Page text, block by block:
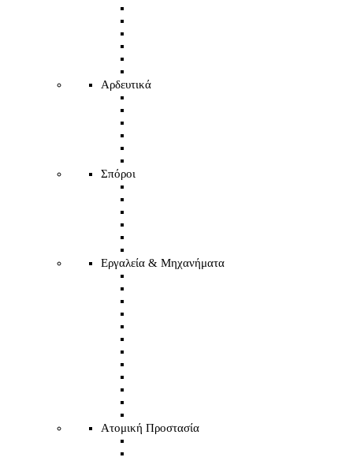
Αρδευτικά
Σπόροι
Εργαλεία & Μηχανήματα
Ατομική Προστασία